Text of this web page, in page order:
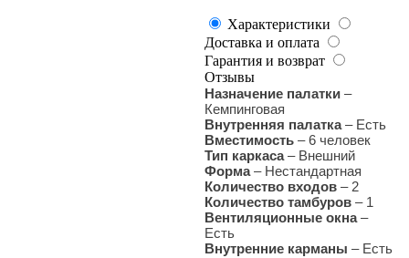
Характеристики
Доставка и оплата
Гарантия и возврат
Отзывы
Назначение палатки –
Кемпинговая
Внутренняя палатка– Есть
Вместимость – 6 человек
Тип каркаса– Внешний
Форма– Нестандартная
Количество входов – 2
Количество тамбуров – 1
Вентиляционные окна–
Есть
Внутренние карманы – Есть